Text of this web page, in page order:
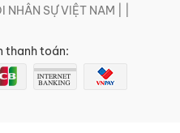
NHÂN SỰ VIỆT NAM | |
thanh toán: